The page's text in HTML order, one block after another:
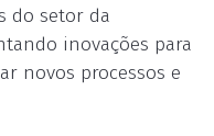
do setor da
inovações para
novos processos e